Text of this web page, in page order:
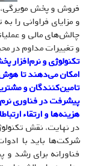
فروش و پخش مویرگی،
و مزایای فراوانی را
چالش‌های مالی و
و تغییرات مداوم در
تکنولوژی و
امکان می‌دهند تا هوش
تامین‌کنندگان و
پیشرفت در فناوری
هزینه‌ها و ارتقاء
در نهایت، نقش
شرکت‌ها باید با
فناورانه برای رشد و